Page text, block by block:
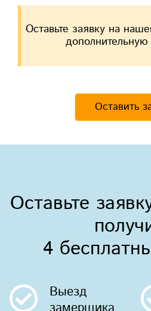
Оставьте заявку на
Оставить
Оставьте
4
Выезд